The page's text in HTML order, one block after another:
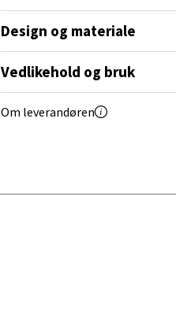
Design og materiale
Vedlikehold og bruk
Om leverandøren
Velg